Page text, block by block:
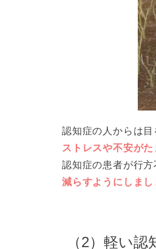
認知症の人からは
ストレスや不安が
認知症の患者が行
減らすようにしまし
（2）軽い